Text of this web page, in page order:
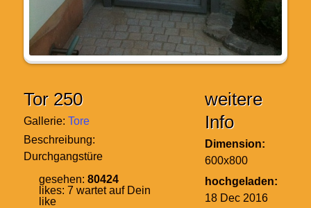
Tor 250
Gallerie: Tore
Beschreibung:
Durchgangstüre
gesehen: 80424
likes: 7 wartet auf Dein
like
weitere
Info
Dimension:
600x800
hochgeladen:
18 Dec 2016